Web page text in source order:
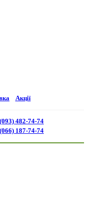
Акції
(093) 482-74-74
(066) 187-74-74